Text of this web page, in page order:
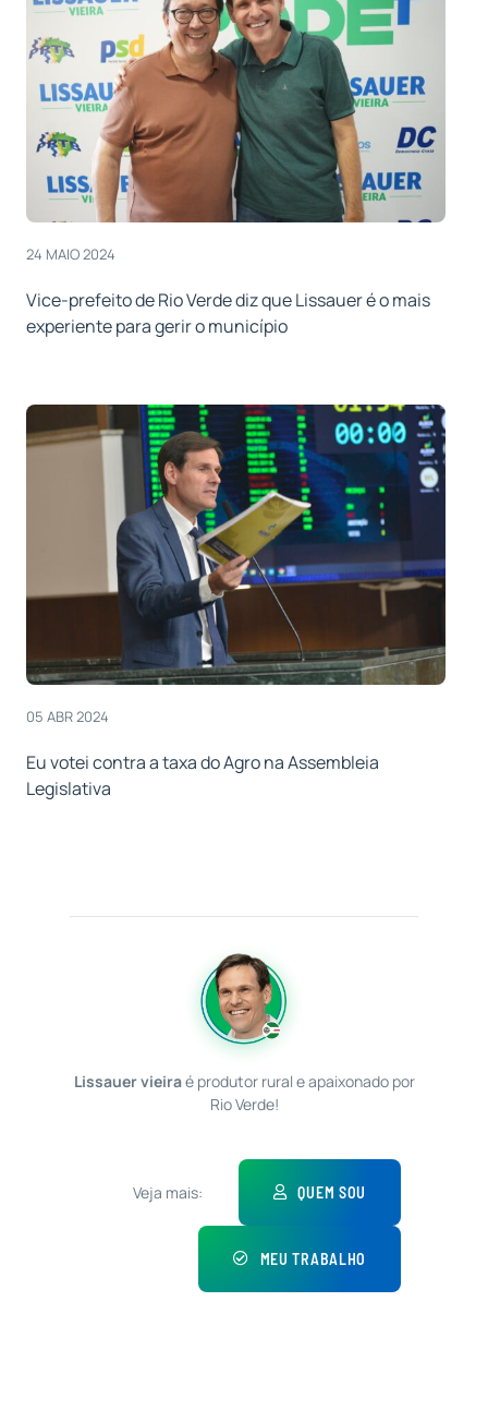
24 MAIO 2024
Vice-prefeito de Rio Verde diz que Lissauer é o mais
experiente para gerir o município
05 ABR 2024
Eu votei contra a taxa do Agro na Assembleia
Legislativa
Lissauer vieiraé produtor rural e apaixonado por
Rio Verde!
Veja mais: QUEM SOU
MEU TRABALHO